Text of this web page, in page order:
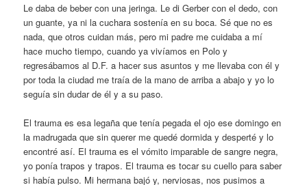
Le daba de beber con una jeringa. Le di Gerber con el dedo, con
un guante, ya ni la cuchara sostenía en su boca. Sé que no es
nada, que otros cuidan más, pero mi padre me cuidaba a mí
hace mucho tiempo, cuando ya vivíamos en Polo y
regresábamos al D.F. a hacer sus asuntos y me llevaba con él y
por toda la ciudad me traía de la mano de arriba a abajo y yo lo
seguía sin dudar de él y a su paso.
El trauma es esa legaña que tenía pegada el ojo ese domingo en
la madrugada que sin querer me quedé dormida y desperté y lo
encontré así. El trauma es el vómito imparable de sangre negra,
yo ponía trapos y trapos. El trauma es tocar su cuello para saber
si había pulso. Mi hermana bajó y, nerviosas, nos pusimos a